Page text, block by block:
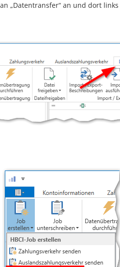
„Datentransfer“ an und dort links